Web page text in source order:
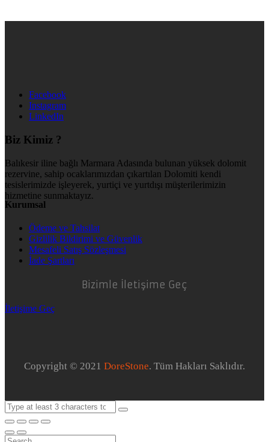
Facebook
Instagram
LinkedIn
Biz Kimiz ?
Balıkesir iline bağlı Marmara Adasında bulunan yüksek dolomit
rezervine, sahip ocaklarımızdan çıkartılan Dolomiti kendi
tesislerimizde işleyerek, yurtiçi ve yurtdışı müşterilerimizin
hizmetine sunmaktayız.
Kurumsal
Ödeme ve Tahsilat
Gizlilik Bildirimi ve Güvenlik
Mesafeli Satış Sözleşmesi
İade Şartları
Bizimle İletişime Geç
İletişime Geç
Copyright © 2021 DoreStone. Tüm Hakları Saklıdır.